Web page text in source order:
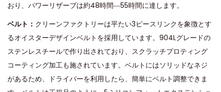
おり、パワーリザーブは約48時間―55時間に達します。
ベルト： クリーンファクトリーは平たい3ピースリンクを象徴とす
るオイスターデザインベルトを採用しています。904Lグレードの
ステンレスチールで作り出されており、スクラッチプロティング
コーティング加工も施されています。ベルトにはソリッドなネジ
があるため、ドライバーを利用したら、簡単にベルト調整できま